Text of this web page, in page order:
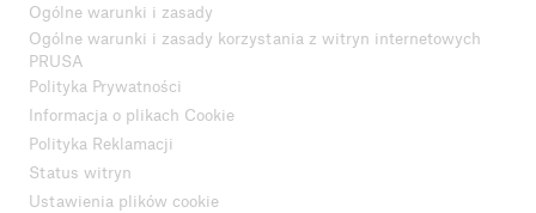
Ogólne warunki i zasady
Ogólne warunki i zasady korzystania z witryn internetowych
PRUSA
Polityka Prywatności
Informacja o plikach Cookie
Polityka Reklamacji
Status witryn
Ustawienia plików cookie